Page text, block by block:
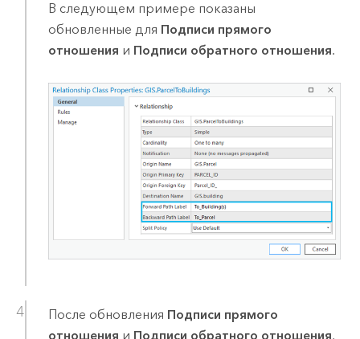
В следующем примере показаны
обновленные для Подписи прямого
отношения и Подписи обратного отношения.
После обновления Подписи прямого
отношения и Подписи обратного отношения,